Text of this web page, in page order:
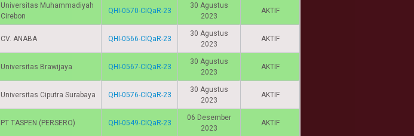
Universitas Muhammadiyah
Cirebon
QHI-0570-CIQaR-23
30 Agustus
2023
AKTIF
CV. ANABA QHI-0566-CIQaR-23
30 Agustus
2023
AKTIF
Universitas Brawijaya QHI-0567-CIQaR-23
30 Agustus
2023
AKTIF
Universitas Ciputra Surabaya QHI-0576-CIQaR-23
30 Agustus
2023
AKTIF
PT TASPEN (PERSERO) QHI-0549-CIQaR-23
06 Desember
2023
AKTIF